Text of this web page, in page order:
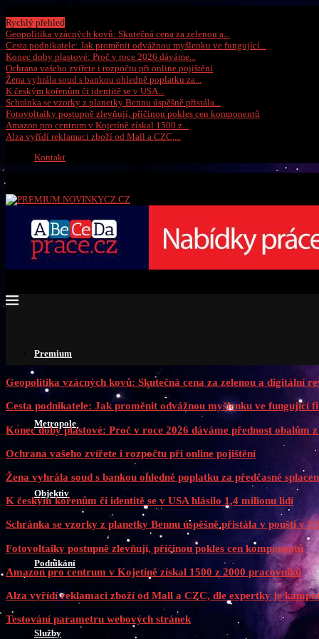
Rychlý přehled
Geopolitika vzácných kovů: Skutečná cena za zelenou a...
Cesta podnikatele: Jak proměnit odvážnou myšlenku ve fungující...
Konec doby plastové: Proč v roce 2026 dáváme...
Ochrana vašeho zvířete i rozpočtu při online pojištění
Žena vyhrála soud s bankou ohledně poplatku za...
K českým kořenům či identitě se v USA...
Schránka se vzorky z planetky Bennu úspěšně přistála...
Fotovoltaiky postupně zlevňují, příčinou pokles cen komponentů
Amazon pro centrum v Kojetíně získal 1500 z...
Alza vyřídí reklamaci zboží od Mall a CZC,...
Kontakt
Premium
Metropole
Objektiv
Podnikání
Služby
Geopolitika vzácných kovů: Skutečná cena za zelenou a digitální
Cesta podnikatele: Jak proměnit odvážnou myšlenku ve fungující
Konec doby plastové: Proč v roce 2026 dáváme přednost obalům z
Ochrana vašeho zvířete i rozpočtu při online pojištění
Žena vyhrála soud s bankou ohledně poplatku za předčasné
K českým kořenům či identitě se v USA hlásilo 1,4 milionu lidí
Schránka se vzorky z planetky Bennu úspěšně přistála v poušti v
Fotovoltaiky postupně zlevňují, příčinou pokles cen komponentů
Amazon pro centrum v Kojetíně získal 1500 z 2000 pracovníků
Alza vyřídí reklamaci zboží od Mall a CZC, dle expertky je
Testování parametru webových stránek